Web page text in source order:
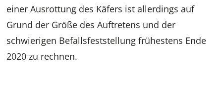
einer Ausrottung des Käfers ist allerdings auf
Grund der Größe des Auftretens und der
schwierigen Befallsfeststellung frühestens Ende
2020 zu rechnen.